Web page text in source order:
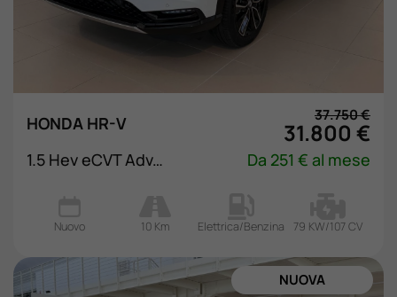
HONDA HR-V 37.750 €
31.800 €
1.5 Hev eCVT Advance Da 251 € al mese
Nuovo 10 Km Elettrica/Benzina 79 KW/107 CV
NUOVA